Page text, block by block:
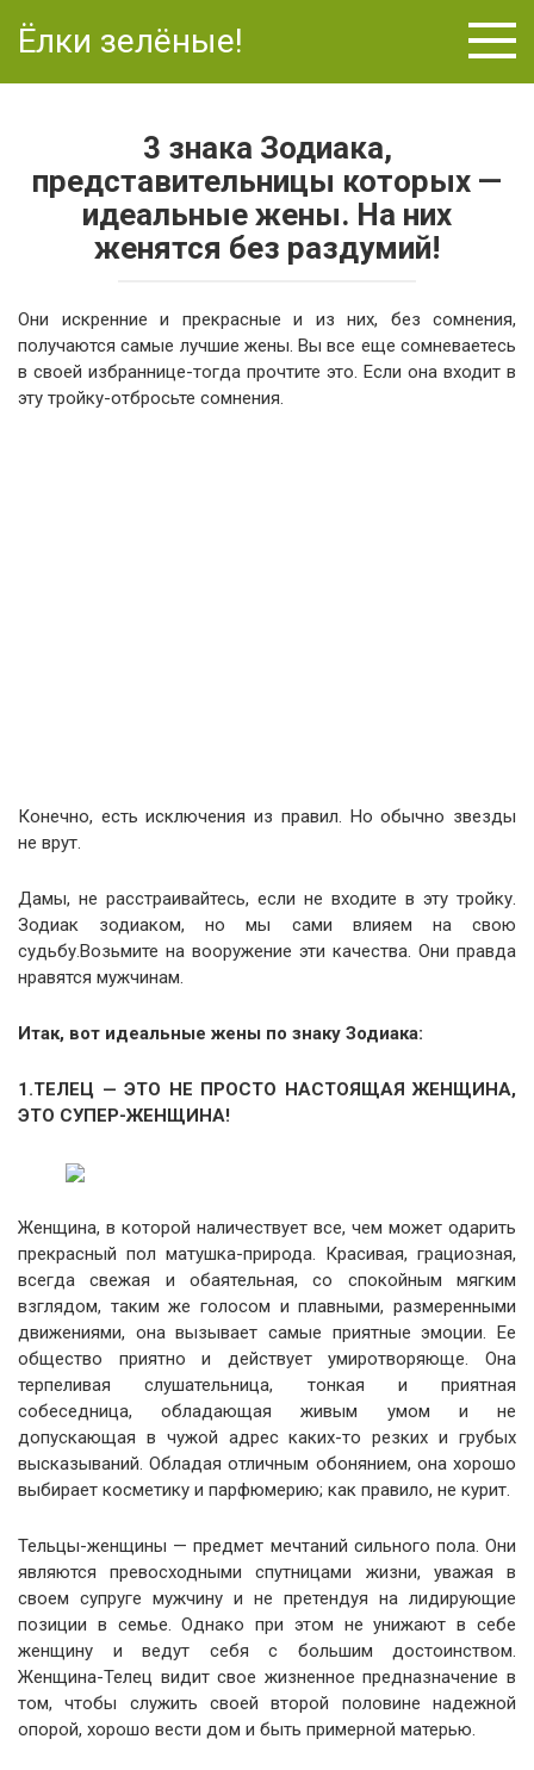
Ёлки зелёные!
3 знака Зодиака,
представительницы которых —
идеальные жены. На них
женятся без раздумий!
Они искренние и прекрасные и из них, без сомнения,
получаются самые лучшие жены. Вы все еще сомневаетесь
в своей избраннице-тогда прочтите это. Если она входит в
эту тройку-отбросьте сомнения.
Конечно, есть исключения из правил. Но обычно звезды
не врут.
Дамы, не расстраивайтесь, если не входите в эту тройку.
Зодиак зодиаком, но мы сами влияем на свою
судьбу.Возьмите на вооружение эти качества. Они правда
нравятся мужчинам.
Итак, вот идеальные жены по знаку Зодиака:
1.ТЕЛЕЦ — ЭТО НЕ ПРОСТО НАСТОЯЩАЯ ЖЕНЩИНА,
ЭТО СУПЕР-ЖЕНЩИНА!
Женщина, в которой наличествует все, чем может одарить
прекрасный пол матушка-природа. Красивая, грациозная,
всегда свежая и обаятельная, со спокойным мягким
взглядом, таким же голосом и плавными, размеренными
движениями, она вызывает самые приятные эмоции. Ее
общество приятно и действует умиротворяюще. Она
терпеливая слушательница, тонкая и приятная
собеседница, обладающая живым умом и не
допускающая в чужой адрес каких-то резких и грубых
высказываний. Обладая отличным обонянием, она хорошо
выбирает косметику и парфюмерию; как правило, не курит.
Тельцы-женщины — предмет мечтаний сильного пола. Они
являются превосходными спутницами жизни, уважая в
своем супруге мужчину и не претендуя на лидирующие
позиции в семье. Однако при этом не унижают в себе
женщину и ведут себя с большим достоинством.
Женщина-Телец видит свое жизненное предназначение в
том, чтобы служить своей второй половине надежной
опорой, хорошо вести дом и быть примерной матерью.